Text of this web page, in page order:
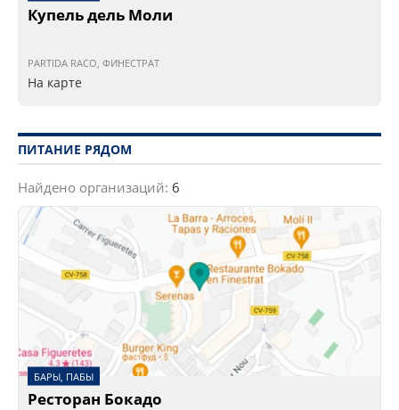
Купель дель Моли
PARTIDA RACO, ФИНЕСТРАТ
На карте
ПИТАНИЕ РЯДОМ
Найдено организаций: 6
БАРЫ, ПАБЫ
Ресторан Бокадо